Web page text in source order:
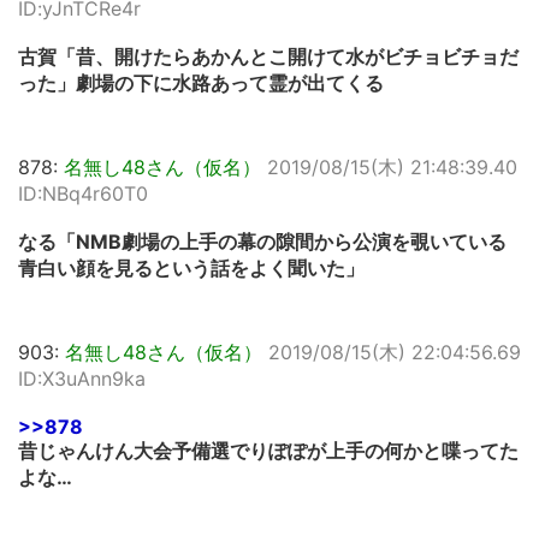
ID:yJnTCRe4r
古賀「昔、開けたらあかんとこ開けて水がビチョビチョだ
った」劇場の下に水路あって霊が出てくる
878: 名無し48さん（仮名）
2019/08/15(木) 21:48:39.40
ID:NBq4r60T0
なる「NMB劇場の上手の幕の隙間から公演を覗いている
青白い顔を見るという話をよく聞いた」
903: 名無し48さん（仮名）
2019/08/15(木) 22:04:56.69
ID:X3uAnn9ka
>>878
昔じゃんけん大会予備選でりぽぽが上手の何かと喋ってた
よな…